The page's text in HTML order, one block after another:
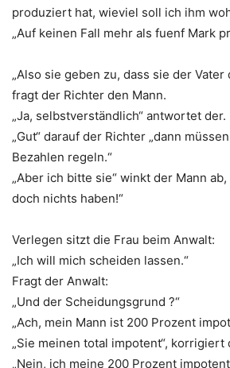
produziert hat, wieviel soll ich ihm
„Auf keinen Fall mehr als fuenf Mark
„Also sie geben zu, dass sie der
fragt der Richter den Mann.
„Ja, selbstverständlich“ antwortet der.
„Gut“ darauf der Richter „dann
Bezahlen regeln.“
„Aber ich bitte sie“ winkt der Mann
doch nichts haben!“
Verlegen sitzt die Frau beim Anwalt:
„Ich will mich scheiden lassen.“
Fragt der Anwalt:
„Und der Scheidungsgrund ?“
„Ach, mein Mann ist 200 Prozent
„Sie meinen total impotent“, korrigiert
„Nein, ich meine 200 Prozent